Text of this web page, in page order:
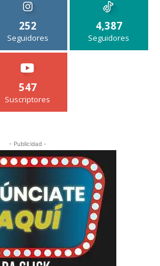
252
Seguidores
4,387
Seguidores
547
Suscriptores
- Publicidad -